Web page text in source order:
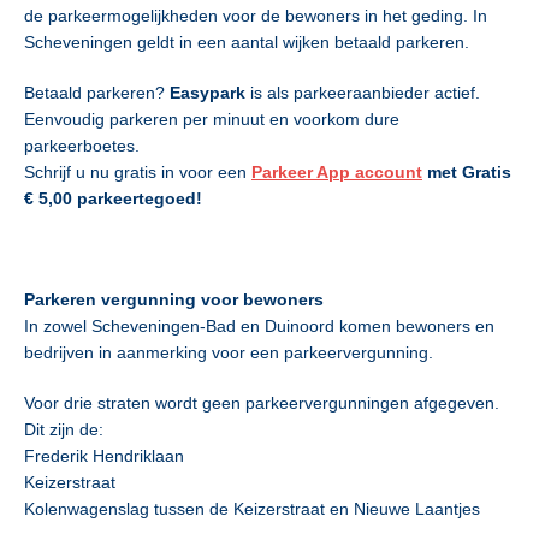
de parkeermogelijkheden voor de bewoners in het geding. In
Scheveningen geldt in een aantal wijken betaald parkeren.
Betaald parkeren? Easypark is als parkeeraanbieder actief.
Eenvoudig parkeren per minuut en voorkom dure
parkeerboetes.
Schrijf u nu gratis in voor een Parkeer App account met Gratis
€ 5,00 parkeertegoed!
Parkeren vergunning voor bewoners
In zowel Scheveningen-Bad en Duinoord komen bewoners en
bedrijven in aanmerking voor een parkeervergunning.
Voor drie straten wordt geen parkeervergunningen afgegeven.
Dit zijn de:
Frederik Hendriklaan
Keizerstraat
Kolenwagenslag tussen de Keizerstraat en Nieuwe Laantjes